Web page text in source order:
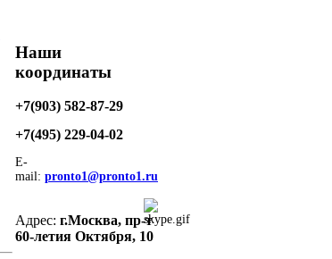
Наши
координаты
+7(903) 582-87-29
+7(495) 229-04-02
E-
mail: pronto1@pronto1.ru
Адрес: г.Москва, пр-т
60-летия Октября, 10